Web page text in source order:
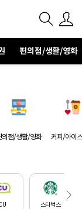
편의점/생활/영화
의점/생활/영화 커피/아이
스타벅스